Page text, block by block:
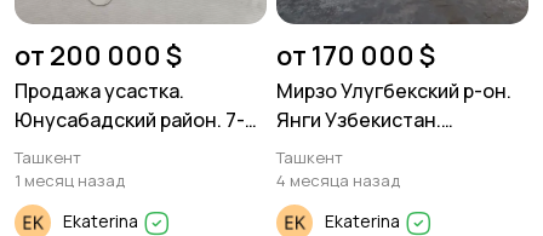
от 200 000 $
Продажа усастка.
Юнусабадский район. 7-
гор.больница. 3,2 соток
Ташкент
1 месяц назад
Ekaterina
от 170 000 $
Мирзо Улугбекский р-он.
Янги Узбекистан.
Коттедж. 2,7 соток. 200м²
дом. 2 уровня.
Ташкент
4 месяца назад
Ekaterina